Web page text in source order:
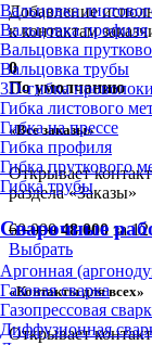
Вальцовка
Вальцовка профиля
Вальцовка
Вальцовка трубы
3D-гибка проволоки
Гибка листового
Гибка на прессе
Гибка профиля
Гибка пруткового
Гибка трубы
Сварочные
Аргонная
Газовая сварка
Газопрессовая
Диффузионная
Добавление
к контактам
0
По умолчанию
«Все заказы»
Открывает
раздела «Заказы»
60 000 48 000 за
Выбрать
«Контакты для всех»
Открывает